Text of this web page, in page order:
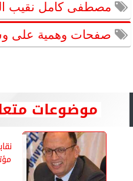
مصطفى كامل نقيب
صفحات وهمية على
موضوعات